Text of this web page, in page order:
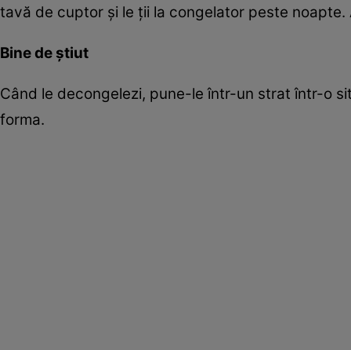
tavă de cuptor şi le ţii la congelator peste noapte.
Bine de ştiut
Când le decongelezi, pune-le într-un strat într-o
forma.